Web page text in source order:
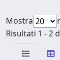
Mostra
Risultati 1 - 2